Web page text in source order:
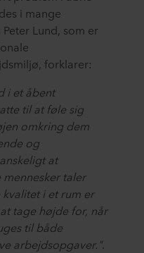
i mange
Lund, som er
forklarer:
i et åbent
til at føle sig
omkring dem
og
at
taler
i et rum er
tage højde for, når
til både
arbejdsopgaver.".